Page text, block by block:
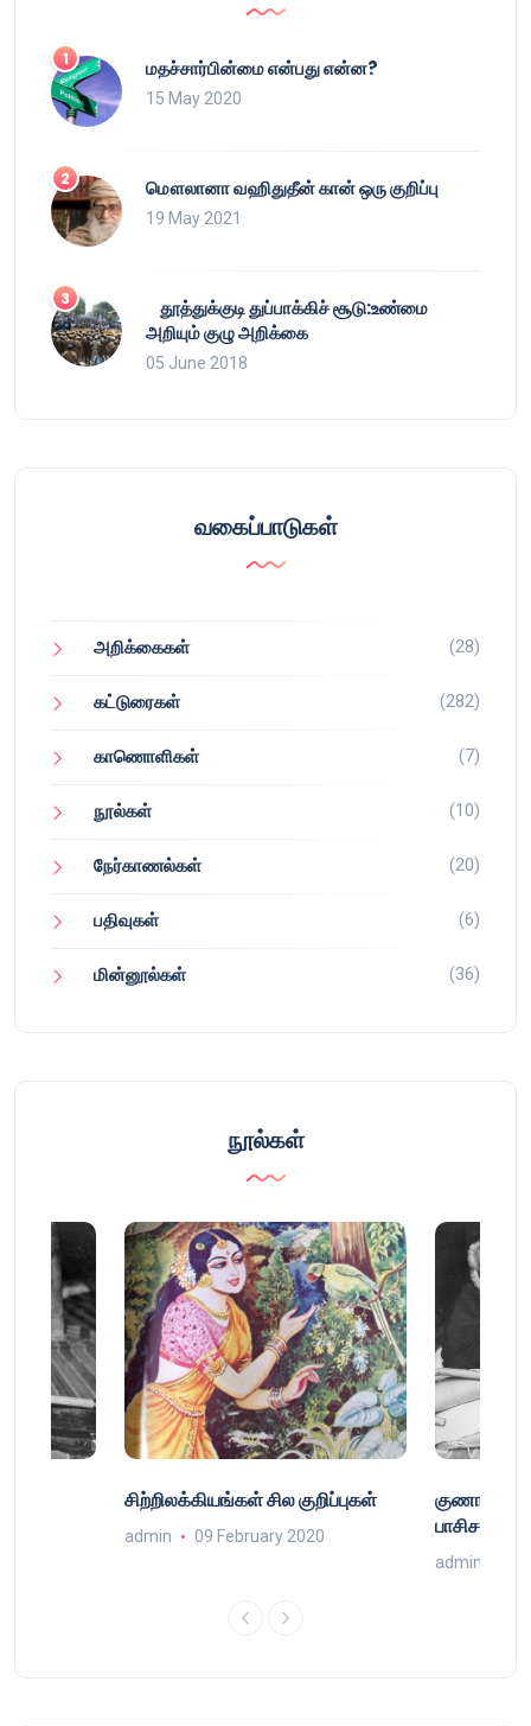
மதச்சார்பின்மை என்பது என்ன?
15 May 2020
மௌலானா வஹிதுதீன் கான் ஒரு குறிப்பு
19 May 2021
தூத்துக்குடி துப்பாக்கிச் சூடு:உண்மை
அறியும் குழு அறிக்கை
05 June 2018
வகைப்பாடுகள்
அறிக்கைகள் (28)
கட்டுரைகள் (282)
காணொளிகள் (7)
நூல்கள் (10)
நேர்காணல்கள் (20)
பதிவுகள் (6)
மின்னூல்கள் (36)
நூல்கள்
சிற்றிலக்கியங்கள் சில குறிப்புகள்
admin 09 February 2020
குணா :
admin